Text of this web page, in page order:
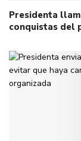
Presidenta
conquistas del